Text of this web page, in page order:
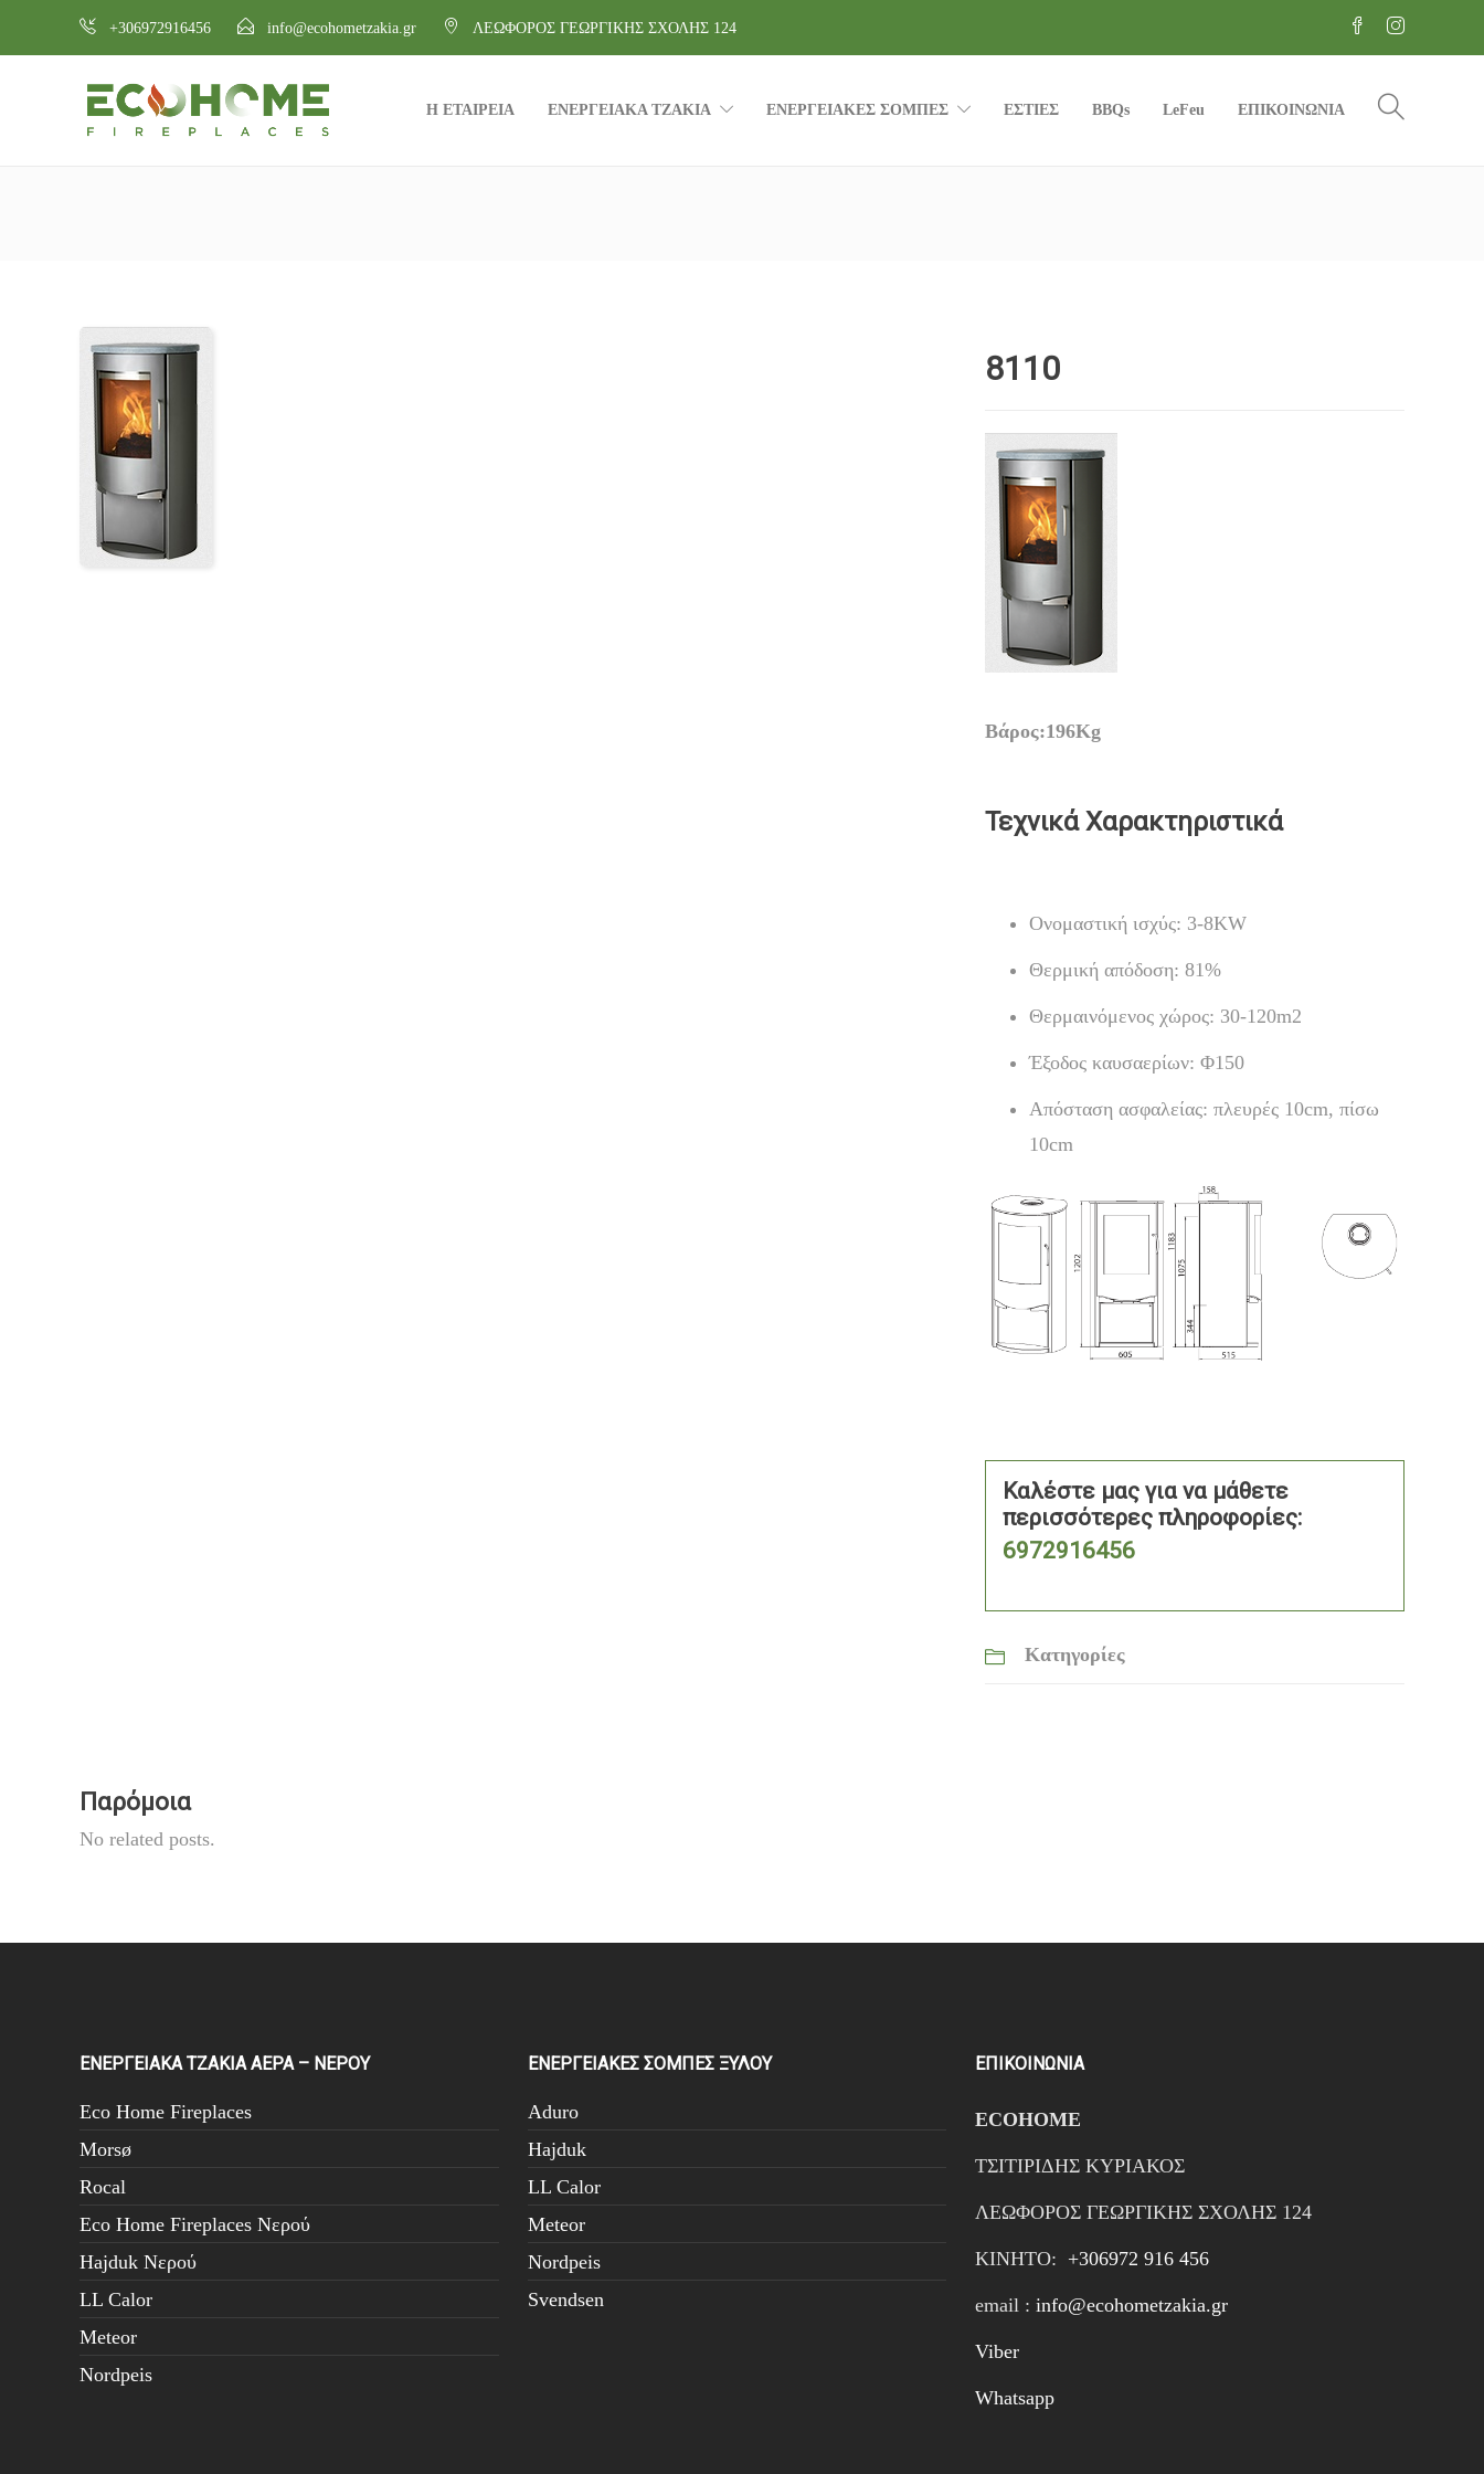
+306972916456 info@ecohometzakia.gr ΛΕΩΦΟΡΟΣ ΓΕΩΡΓΙΚΗΣ ΣΧΟΛΗΣ 124
Η ΕΤΑΙΡΕΙΑ ΕΝΕΡΓΕΙΑΚΑ ΤΖΑΚΙΑ ΕΝΕΡΓΕΙΑΚΕΣ ΣΟΜΠΕΣ ΕΣΤΙΕΣ BBQs LeFeu ΕΠΙΚΟΙΝΩΝΙΑ
8110
Βάρος:196Kg
Τεχνικά Χαρακτηριστικά
Ονομαστική ισχύς: 3-8KW
Θερμική απόδοση: 81%
Θερμαινόμενος χώρος: 30-120m2
Έξοδος καυσαερίων: Φ150
Απόσταση ασφαλείας: πλευρές 10cm, πίσω
10cm
Καλέστε μας για να μάθετε
περισσότερες πληροφορίες:
6972916456
Κατηγορίες
Παρόμοια
No related posts.
ΕΝΕΡΓΕΙΑΚΑ ΤΖΑΚΙΑ ΑΕΡΑ – ΝΕΡΟΥ
Eco Home Fireplaces
Morsø
Rocal
Eco Home Fireplaces Νερού
Hajduk Νερού
LL Calor
Meteor
Nordpeis
ΕΝΕΡΓΕΙΑΚΕΣ ΣΟΜΠΕΣ ΞΥΛΟΥ
Aduro
Hajduk
LL Calor
Meteor
Nordpeis
Svendsen
ΕΠΙΚΟΙΝΩΝΙΑ
ECOHOME
ΤΣΙΤΙΡΙΔΗΣ ΚΥΡΙΑΚΟΣ
ΛΕΩΦΟΡΟΣ ΓΕΩΡΓΙΚΗΣ ΣΧΟΛΗΣ 124
ΚΙΝΗTΟ: +306972 916 456
email :info@ecohometzakia.gr
Viber
Whatsapp